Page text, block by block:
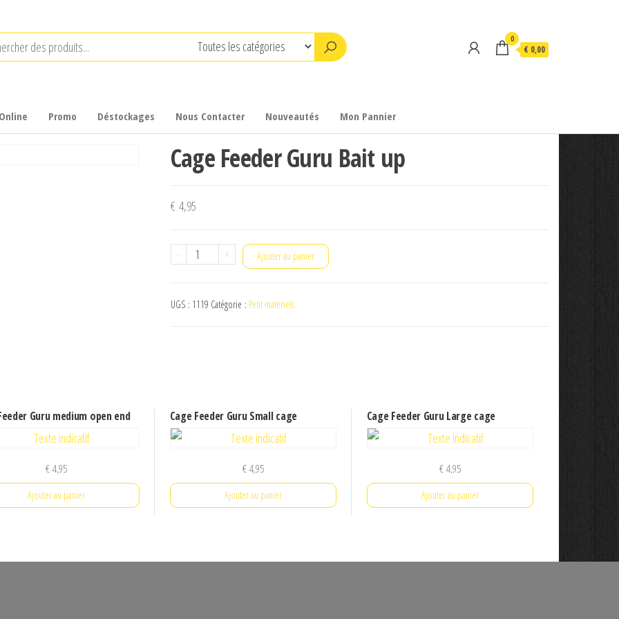
0
€ 0,00
Promo Déstockages Nous Contacter Nouveautés Mon Pannier
Cage Feeder Guru Bait up
€ 4,95
-
quantité
Feeder
+ Ajouter au panier
UGS : 1119 Catégorie : Petit matériels
Guru medium open end
€4,95
Ajouter au panier
Cage Feeder Guru Small cage
€4,95
Ajouter au panier
Cage Feeder Guru Large cage
€4,95
Ajouter au panier